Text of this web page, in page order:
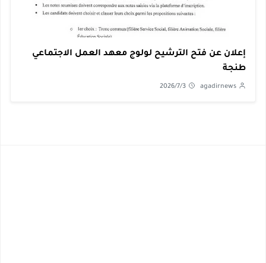
إعلان عن فتح الترشيح لولوج معهد العمل الاجتماعي
طنجة
agadirnews
2026/7/3